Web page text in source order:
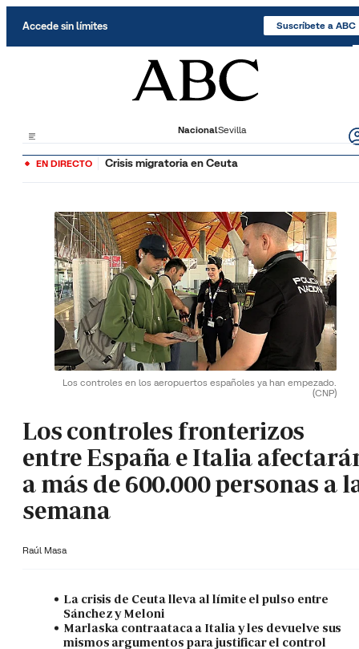
Accede sin límites Suscríbete a ABC
NacionalSevilla
EN DIRECTO Crisis migratoria en Ceuta
Los controles en los aeropuertos españoles ya han empezado.
(CNP)
Los controles fronterizos
entre España e Italia
a más de 600.000 personas a
semana
Raúl Masa
La crisis de Ceuta lleva al límite el pulso entre
Sánchez y Meloni
Marlaska contraataca a Italia y les devuelve sus
mismos argumentos para justificar el control